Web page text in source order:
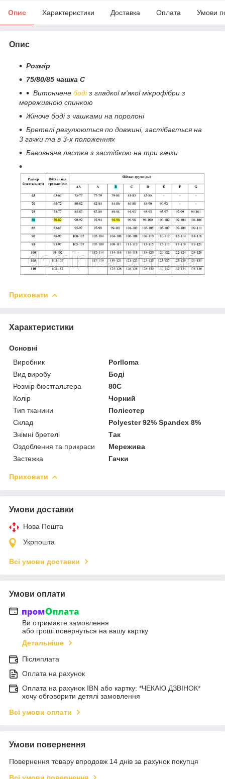
Опис Характеристики Доставка Оплата Умови
Опис
Розмір
75/80/85 чашка С
Витончене бодіз гладкої м'якої мікрофібри з
мереживною спинкою
Жіноче боді з чашками на поролоні
Бретелі регулюються по довжині, застібається на
3 гачки та в 3-х положеннях
Бавовняна ластка з застібкою на три гачки
Приховати
Характеристики
Основні
Виробник
Porlloma
Вид виробу
Боді
Розмір бюстгальтера
80C
Колір
Чорний
Тип тканини
Поліестер
Склад
Polyester 92% Spandex 8%
Знімні бретелі
Так
Оздоблення та прикраси
Мережива
Застежка
Гачки
Приховати
Умови доставки
Нова Пошта
Укрпошта
Всі умови доставки
Умови оплати
Ви отримаєте замовлення
або гроші повернуться на вашу картку
Детальніше
Післяплата
Оплата на рахунок
Оплата на рахунок IBN або картку: *ЧЕКАЮ ДЗВІНОК*
хочу обговорити детялі замовлення
Всі умови оплати
Умови повернення
Повернення товару впродовж 14 днів за рахунок покупця